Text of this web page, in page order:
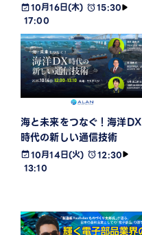
10月16日(木)
15:30
17:00
海と未来をつなぐ！海洋DX
時代の新しい通信技術
10月14日(火)
12:30
13:10